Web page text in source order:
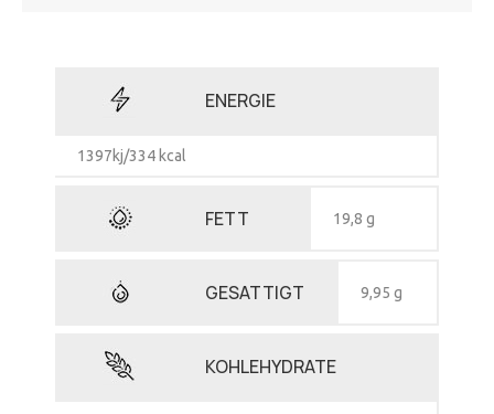
ENERGIE
1397kj/334 kcal
FETT 19,8 g
GESATTIGT 9,95 g
KOHLEHYDRATE